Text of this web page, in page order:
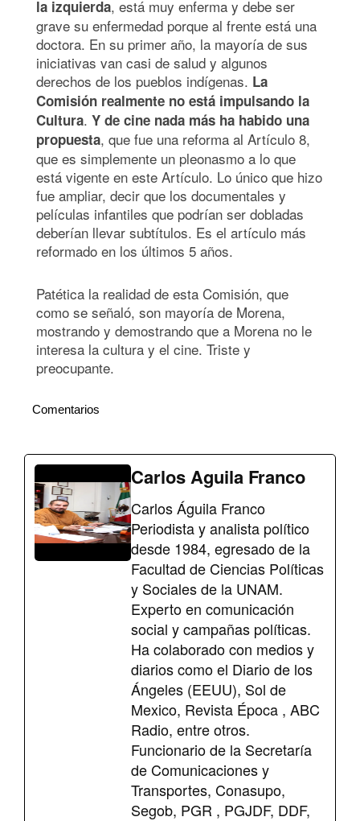
la izquierda, está muy enferma y debe ser
grave su enfermedad porque al frente está una
doctora. En su primer año, la mayoría de sus
iniciativas van casi de salud y algunos
derechos de los pueblos indígenas. La
Comisión realmente no está impulsando la
Cultura. Y de cine nada más ha habido una
propuesta, que fue una reforma al Artículo 8,
que es simplemente un pleonasmo a lo que
está vigente en este Artículo. Lo único que hizo
fue ampliar, decir que los documentales y
películas infantiles que podrían ser dobladas
deberían llevar subtítulos. Es el artículo más
reformado en los últimos 5 años.
Patética la realidad de esta Comisión, que
como se señaló, son mayoría de Morena,
mostrando y demostrando que a Morena no le
interesa la cultura y el cine. Triste y
preocupante.
Comentarios
Carlos Aguila Franco
Carlos Águila Franco
Periodista y analista político
desde 1984, egresado de la
Facultad de Ciencias Políticas
y Sociales de la UNAM.
Experto en comunicación
social y campañas políticas.
Ha colaborado con medios y
diarios como el Diario de los
Ángeles (EEUU), Sol de
Mexico, Revista Época , ABC
Radio, entre otros.
Funcionario de la Secretaría
de Comunicaciones y
Transportes, Conasupo,
Segob, PGR , PGJDF, DDF,